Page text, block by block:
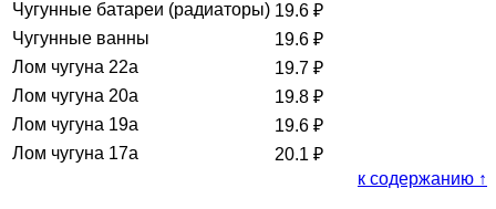
Чугунные батареи (радиаторы) 19.6 ₽
Чугунные ванны
19.6 ₽
Лом чугуна 22а
19.7 ₽
Лом чугуна 20а
19.8 ₽
Лом чугуна 19а
19.6 ₽
Лом чугуна 17а
20.1 ₽
к содержанию ↑